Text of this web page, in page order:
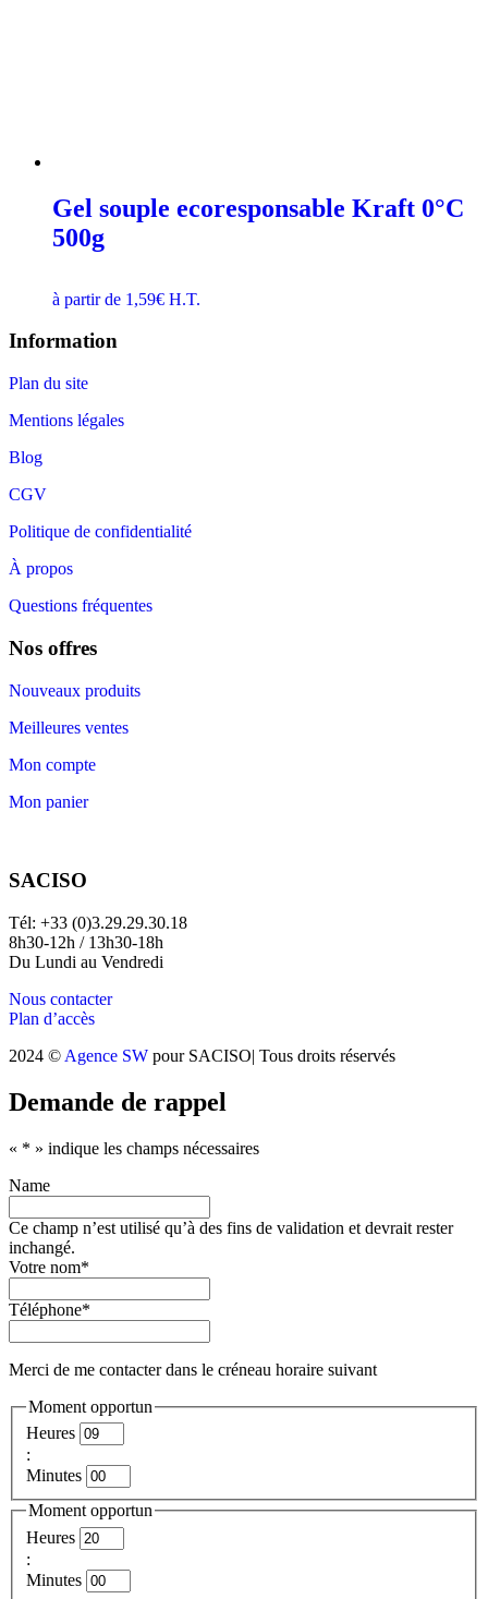
Gel souple ecoresponsable Kraft 0°C
500g
à partir de 1,59€ H.T.
Information
Plan du site
Mentions légales
Blog
CGV
Politique de confidentialité
À propos
Questions fréquentes
Nos offres
Nouveaux produits
Meilleures ventes
Mon compte
Mon panier
SACISO
Tél: +33 (0)3.29.29.30.18
8h30-12h / 13h30-18h
Du Lundi au Vendredi
Nous contacter
Plan d’accès
2024 © Agence SW pour SACISO| Tous droits réservés
Demande de rappel
« * » indique les champs nécessaires
Name
Ce champ n’est utilisé qu’à des fins de validation et devrait rester
inchangé.
Votre nom*
Téléphone*
Merci de me contacter dans le créneau horaire suivant
Moment opportun
Heures
:
Minutes
Moment opportun
Heures
:
Minutes